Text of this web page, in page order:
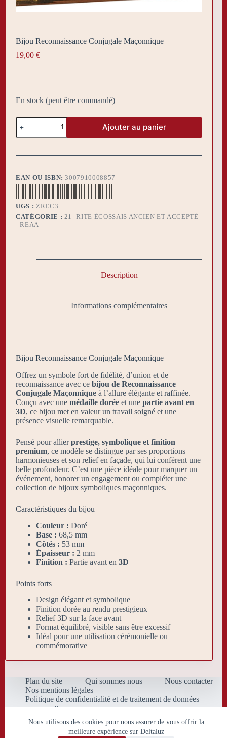
Nous utilisons des cookies pour nous assurer de vous offrir la
meilleure expérience sur Deltaluz
Bijou Reconnaissance Conjugale Maçonnique
19,00 €
En stock (peut être commandé)
quantité
de
Bijou
Conjugale
Ajouter au panier
EAN OU ISBN:3007910008857
UGS : ZREC3
CATÉGORIE : 21- RITE ÉCOSSAIS ANCIEN ET ACCEPTÉ
- REAA
Description
Informations complémentaires
Bijou Reconnaissance Conjugale Maçonnique
Offrez un symbole fort de fidélité, d’union et de
reconnaissance avec ce bijou de Reconnaissance
Conjugale Maçonnique à l’allure élégante et raffinée.
Conçu avec une médaille dorée et une partie avant en
3D, ce bijou met en valeur un travail soigné et une
présence visuelle remarquable.
Pensé pour allierprestige, symbolique et finition
premium, ce modèle se distingue par ses proportions
harmonieuses et son relief en façade, qui lui confèrent une
belle profondeur. C’est une pièce idéale pour marquer un
événement, honorer un engagement ou compléter une
collection de bijoux symboliques maçonniques.
Caractéristiques du bijou
Couleur : Doré
Base : 68,5 mm
Côtés : 53 mm
Épaisseur : 2 mm
Finition : Partie avant en 3D
Points forts
Design élégant et symbolique
Finition dorée au rendu prestigieux
Relief 3D sur la face avant
Format équilibré, visible sans être excessif
Idéal pour une utilisation cérémonielle ou
commémorative
Plan du site Qui sommes nous
Nous contacter
Nos mentions légales
Politique de confidentialité et de traitement de données
personnelles
Conditions Générales de Vente